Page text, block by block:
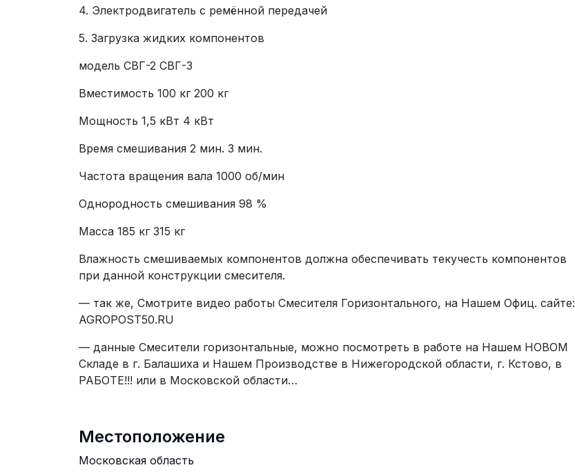
4. Электродвигатель с ремённой передачей
5. Загрузка жидких компонентов
модель СВГ-2 СВГ-3
Вместимость 100 кг 200 кг
Мощность 1,5 кВт 4 кВт
Время смешивания 2 мин. 3 мин.
Частота вращения вала 1000 об/мин
Однородность смешивания 98 %
Масса 185 кг 315 кг
Влажность смешиваемых компонентов должна обеспечивать текучесть компонентов
при данной конструкции смесителя.
— так же, Смотрите видео работы Смесителя Горизонтального, на Нашем Офиц. сайте:
AGROPOST50.RU
— данные Смесители горизонтальные, можно посмотреть в работе на Нашем НОВОМ
Складе в г. Балашиха и Нашем Производстве в Нижегородской области, г. Кстово, в
РАБОТЕ!!! или в Московской области…
Местоположение
Московская область